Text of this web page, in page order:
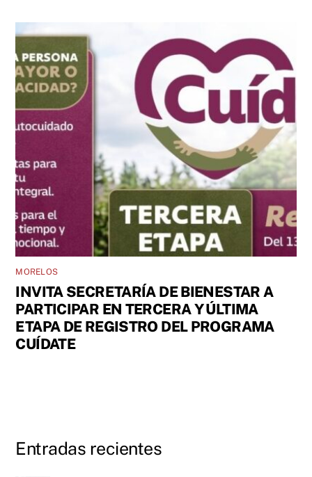
MORELOS
INVITA SECRETARÍA DE BIENESTAR A
PARTICIPAR EN TERCERA Y ÚLTIMA
ETAPA DE REGISTRO DEL PROGRAMA
CUÍDATE
Entradas recientes